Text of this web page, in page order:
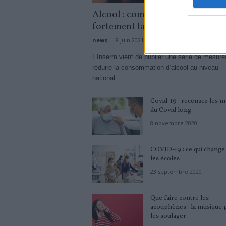
Alcool : comment réduire
fortement la consommation ?
news - 8 juin 2021
L’Inserm vient de publier une série de
réduire la consommation d’alcool au niveau
national. ...
Covid-19 : recenser les
du Covid long
8 novembre 2020
COVID-19 : ce qui
les écoles
23 septembre 2020
Que faire contre les
acouphènes : la musique
les soulager